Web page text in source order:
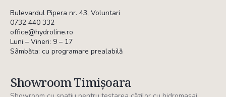
Bulevardul Pipera nr. 43, Voluntari
0732 440 332
office@hydroline.ro
Luni – Vineri: 9 – 17
Sâmbăta: cu programare prealabilă
Showroom Timișoara